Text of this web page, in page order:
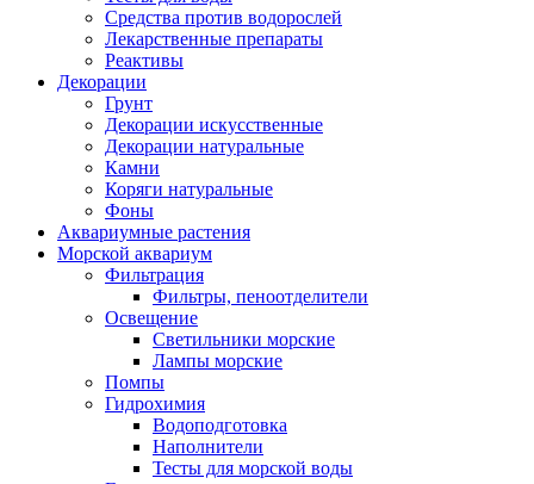
Средства против водорослей
Лекарственные препараты
Реактивы
Декорации
Грунт
Декорации искусственные
Декорации натуральные
Камни
Коряги натуральные
Фоны
Аквариумные растения
Морской аквариум
Фильтрация
Фильтры, пеноотделители
Освещение
Светильники морские
Лампы морские
Помпы
Гидрохимия
Водоподготовка
Наполнители
Тесты для морской воды